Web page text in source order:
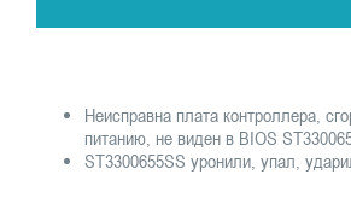
Неисправна плата контроллера,
питанию, не виден в BIOS
ST3300655SS уронили, упал,